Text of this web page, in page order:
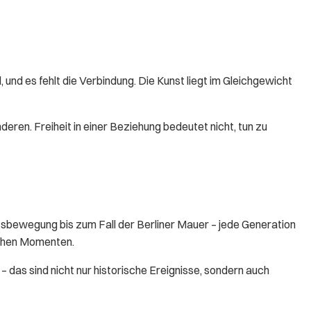
es fehlt die Verbindung. Die Kunst liegt im Gleichgewicht
Freiheit in einer Beziehung bedeutet nicht, tun zu
bis zum Fall der Berliner Mauer – jede Generation
Momenten.
das sind nicht nur historische Ereignisse, sondern auch